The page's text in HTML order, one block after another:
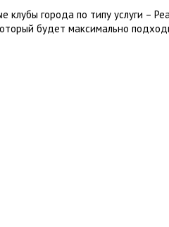
города по типу услуги –
будет максимально